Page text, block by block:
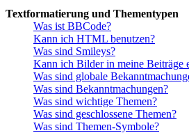
Textformatierung und Thementypen
Was ist BBCode?
Kann ich HTML benutzen?
Was sind Smileys?
Kann ich Bilder in meine Beiträge
Was sind globale
Was sind Bekanntmachungen?
Was sind wichtige Themen?
Was sind geschlossene Themen?
Was sind Themen-Symbole?